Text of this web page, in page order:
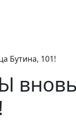
Бутина, 101!